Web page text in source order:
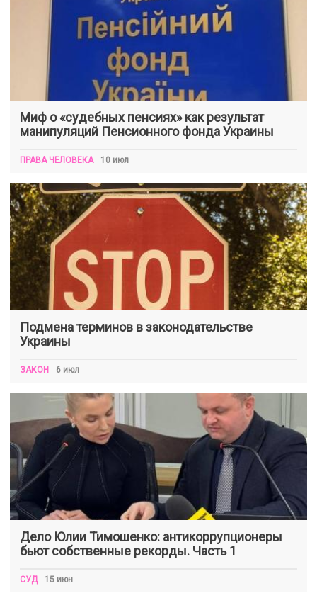
Миф о «судебных пенсиях» как результат
манипуляций Пенсионного фонда Украины
ПРАВА ЧЕЛОВЕКА 10 июл
Подмена терминов в законодательстве
Украины
ЗАКОН 6 июл
Дело Юлии Тимошенко: антикоррупционеры
бьют собственные рекорды. Часть 1
СУД 15 июн